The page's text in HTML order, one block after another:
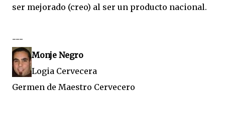
ser mejorado (creo) al ser un producto nacional.
---
Monje Negro
Logia Cervecera
Germen de Maestro Cervecero